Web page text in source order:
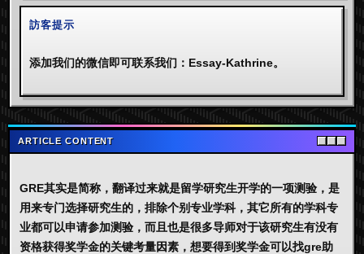
訪客提示
添加我们的微信即可联系我们：Essay-Kathrine。
ARTICLE CONTENT
GRE其实是简称，翻译过来就是留学研究生开学的一项测验，是
用来专门选择研究生的，排除个别专业学科，其它所有的学科专
业都可以申请参加测验，而且也是很多导师对于该研究生有没有
资格获得奖学金的关键考量因素，想要得到奖学金可以找gre助